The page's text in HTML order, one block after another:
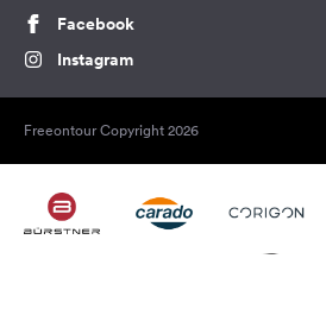
Facebook
Instagram
Freeontour Copyright 2026